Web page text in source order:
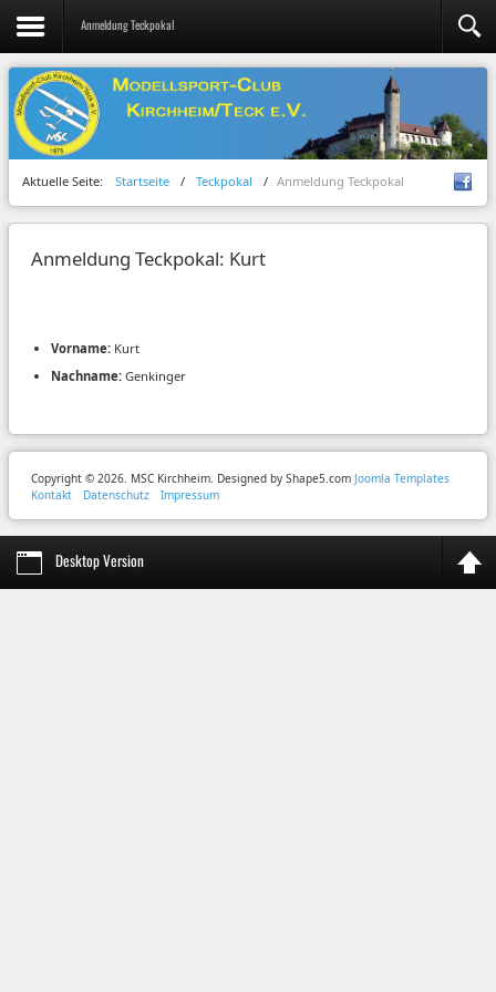
Anmeldung Teckpokal
Aktuelle Seite: Startseite / Teckpokal / Anmeldung Teckpokal
Anmeldung Teckpokal: Kurt
Vorname: Kurt
Nachname: Genkinger
Copyright © 2026. MSC Kirchheim. Designed by Shape5.com Joomla Templates
Kontakt
Datenschutz Impressum
Desktop Version